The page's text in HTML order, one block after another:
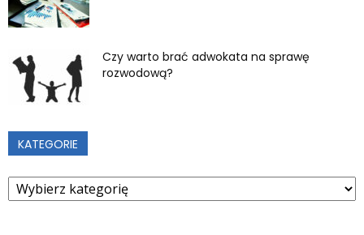
Czy warto brać adwokata na sprawę
rozwodową?
KATEGORIE
Kategorie